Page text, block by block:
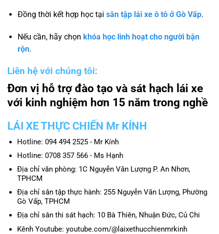
Đồng thời kết hợp học tại sân tập lái xe ô tô ở Gò Vấp.
Nếu cần, hãy chọn khóa học linh hoạt cho người bận
rộn.
Liên hệ với chúng tôi:
Đơn vị hỗ trợ đào tạo và sát hạch lái xe
với kinh nghiệm hơn 15 năm trong nghề
LÁI XE THỰC CHIẾN Mr KÍNH
Hotline: 094 494 2525 - Mr Kính
Hotline: 0708 357 566 - Ms Hạnh
Địa chỉ văn phòng: 1C Nguyễn Văn Lượng P. An Nhơn,
TPHCM
Địa chỉ sân tập thực hành: 255 Nguyễn Văn Lượng, Phường
Gò Vấp, TPHCM
Địa chỉ sân thi sát hạch: 10 Bà Thiên, Nhuận Đức, Củ Chi
Kênh Youtube: youtube.com/@laixethucchienmrkinh